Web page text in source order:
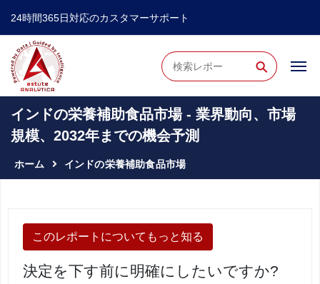
24時間365日対応のカスタマーサポート
⚲
インドの栄養補助食品市場 - 業界動向、市場
規模、2032年までの機会予測
ホーム インドの栄養補助食品市場
このレポートについてもっと知る
決定を下す前に明確にしたいですか?